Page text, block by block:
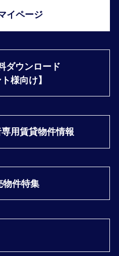
イページ
ダウンロード
様向け】
用賃貸物件情報
物件特集